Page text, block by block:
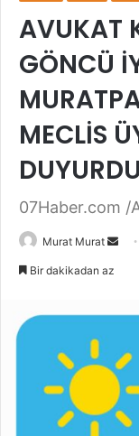
AVUKAT
GÖNCÜ
MECLİS
DUYURDU
07Haber.com /
Murat Murat
o
s
t
Bir dakikadan az